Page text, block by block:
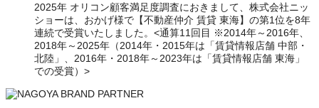
2025年 オリコン顧客満足度調査におきまして、株式会社ニッ
ショーは、おかげ様で【不動産仲介 賃貸 東海】の第1位を8年
連続で受賞いたしました。<通算11回目 ※2014年～2016年、
2018年～2025年（2014年・2015年は「賃貸情報店舗 中部・
北陸」、2016年・2018年～2023年は「賃貸情報店舗 東海」
での受賞）>